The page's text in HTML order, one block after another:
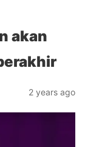
akan
2 years ago